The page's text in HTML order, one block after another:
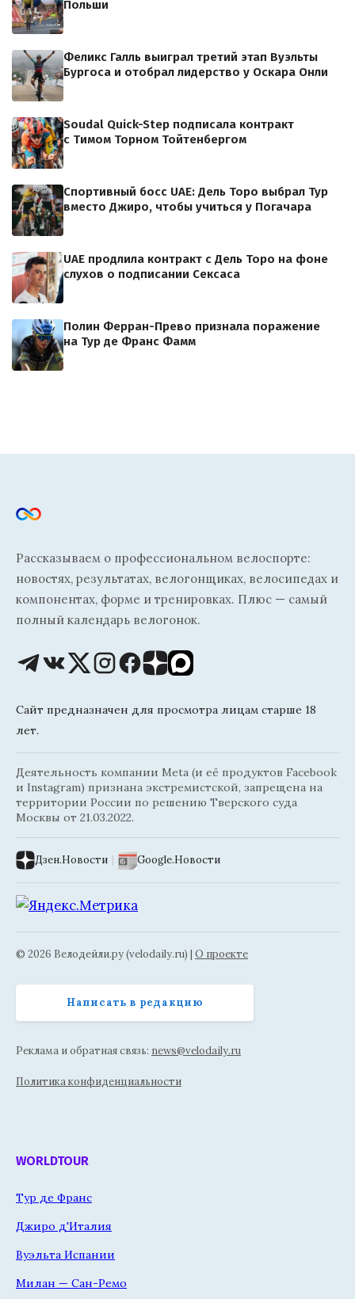
Польши
Феликс Галль выиграл третий этап Вуэльты
Бургоса и отобрал лидерство у Оскара Онли
Soudal Quick-Step подписала контракт
с Тимом Торном Тойтенбергом
Спортивный босс UAE: Дель Торо выбрал Тур
вместо Джиро, чтобы учиться у Погачара
UAE продлила контракт с Дель Торо на фоне
слухов о подписании Сексаса
Полин Ферран-Прево признала поражение
на Тур де Франс Фамм
Рассказываем о профессиональном велоспорте:
новостях, результатах, велогонщиках, велосипедах и
компонентах, форме и тренировках. Плюс — самый
полный календарь велогонок.
Сайт предназначен для просмотра лицам старше 18
лет.
Деятельность компании Meta (и её продуктов Facebook
и Instagram) признана экстремистской, запрещена на
территории России по решению Тверского суда
Москвы от 21.03.2022.
Дзен.Новости | Google.Новости
© 2026 Велодейли.ру (velodaily.ru) | О проекте
Написать в редакцию
Реклама и обратная связь: news@velodaily.ru
Политика конфиденциальности
WORLDTOUR
Тур де Франс
Джиро д'Италия
Вуэльта Испании
Милан — Сан-Ремо